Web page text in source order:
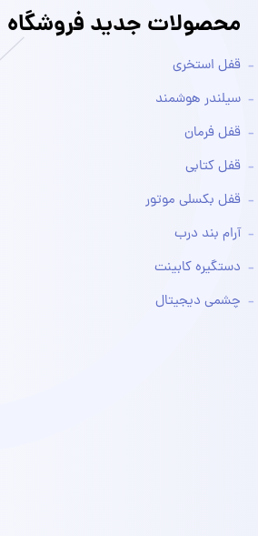
محصولات جدید فروشگاه
قفل استخری
سیلندر هوشمند
قفل فرمان
قفل کتابی
قفل بکسلی موتور
آرام بند درب
دستگیره کابینت
چشمی دیجیتال